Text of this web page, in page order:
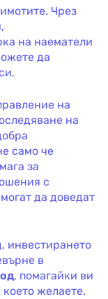
Чрез
на наематели
да
на
на
само че
за
с
да доведат
инвестирането
в
, помагайки ви
желаете.